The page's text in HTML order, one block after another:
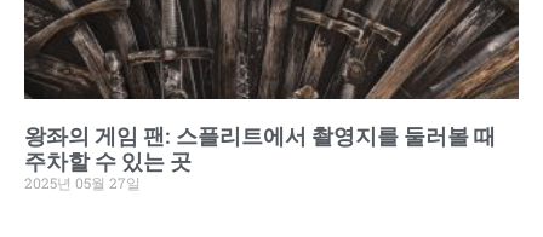
왕좌의 게임 팬: 스플리트에서 촬영지를 둘러볼 때
주차할 수 있는 곳
2025년 05월 27일